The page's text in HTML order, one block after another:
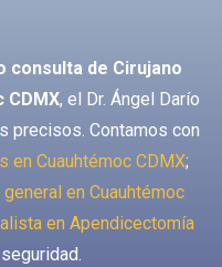
consulta de Cirujano
CDMX, el Dr. Ángel Darío
precisos. Contamos con
en Cuauhtémoc CDMX;
en Cuauhtémoc
en Apendicectomía